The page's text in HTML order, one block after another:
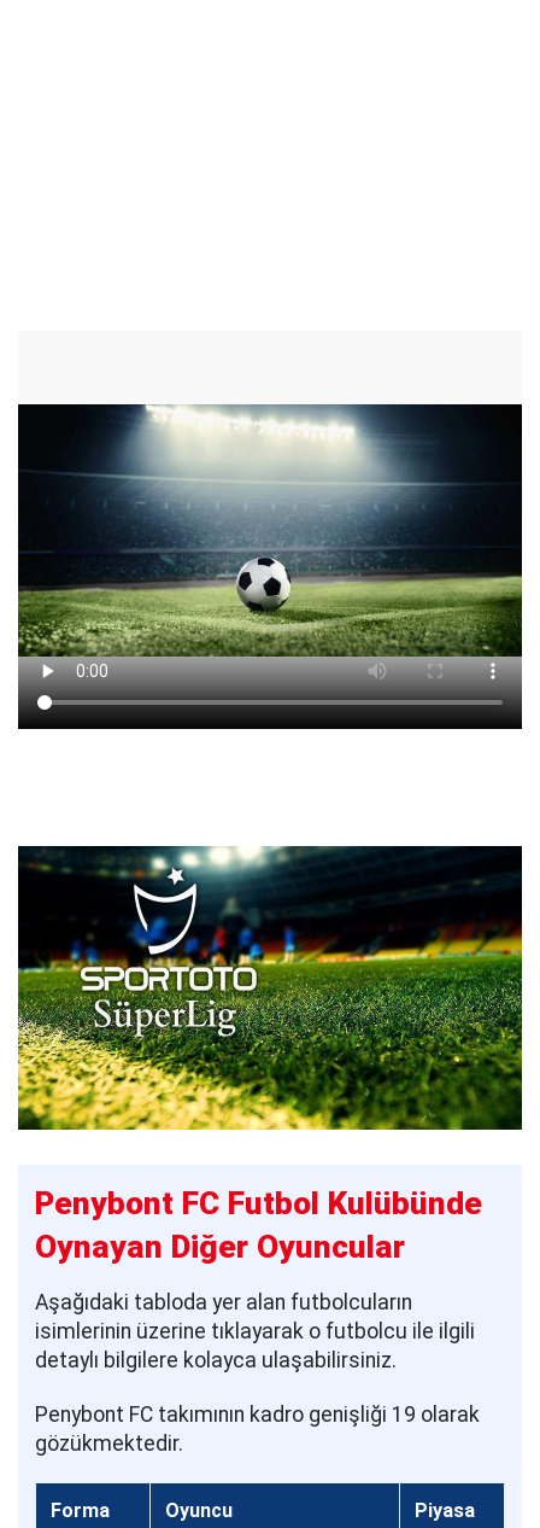
Penybont FC Futbol Kulübünde
Oynayan Diğer Oyuncular
Aşağıdaki tabloda yer alan futbolcuların
isimlerinin üzerine tıklayarak o futbolcu ile ilgili
detaylı bilgilere kolayca ulaşabilirsiniz.
Penybont FC takımının kadro genişliği 19 olarak
gözükmektedir.
Forma
Oyuncu
Piyasa